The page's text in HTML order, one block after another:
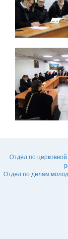
Отдел по
Отдел по делам